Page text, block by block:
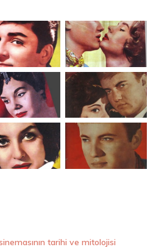
tarihi ve mitolojisi